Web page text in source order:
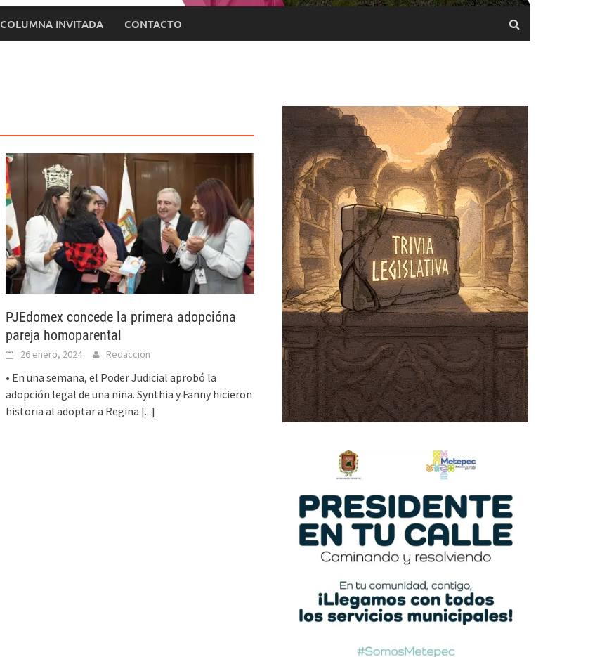
COLUMNA INVITADA CONTACTO
PJEdomex concede la primera adopcióna
pareja homoparental
26 enero, 2024 Redaccion
• En una semana, el Poder Judicial aprobó la
adopción legal de una niña. Synthia y Fanny hicieron
historia al adoptar a Regina [...]